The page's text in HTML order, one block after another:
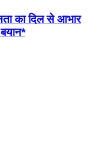
का दिल से आभार